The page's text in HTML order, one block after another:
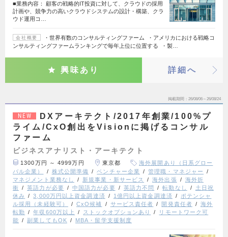
■業務内容： 顧客の戦略的IT投資に対して、クラウドの採用
計画や、競争力の高いクラウドシステムの設計・構築、クラ
ウド運用コ…
会社概要
・世界有数のコンサルティングファーム ・アメリカにおける戦略コ
ンサルティングファームランキングで毎年上位に位置する ・製…
興味あり 詳細へ
掲載期間 26/08/06～26/08/24
NEW
DXアーキテクト/2017年創業/100%プ
ライム/CxO創出をVisionに掲げるコンサル
ファーム
ビジネスアナリスト・アーキテクト
1300万円 ～ 4999万円 東京都
海外展開あり（日系グロー
バル企業）
株式公開準備 ベンチャー企業
管理職・マネジャー
マネジメント業務なし
新規事業・新サービス 海外出張
海外折
衝
英語力が必要 中国語力が必要 英語力不問 転勤なし
土日祝
休み
3,000万円以上資金調達済 1億円以上資金調達済
ポテンシャ
ル採用（未経験可）
CxO候補 サービス責任者 開発責任者
海外
転勤
年収600万以上 ストックオプションあり
リモートワーク可
能
副業してもOK MBA・留学支援制度